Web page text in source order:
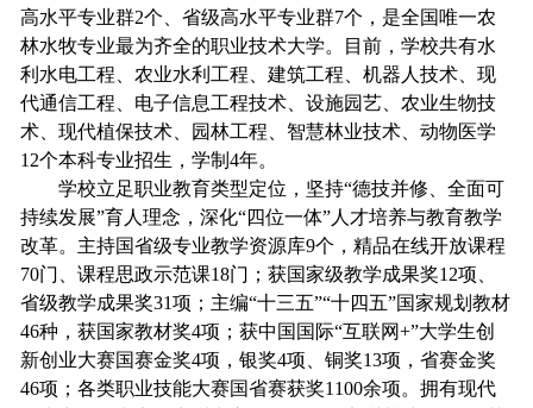
高水平专业群2个、省级高水平专业群7个，是全国唯一农
林水牧专业最为齐全的职业技术大学。目前，学校共有水
利水电工程、农业水利工程、建筑工程、机器人技术、现
代通信工程、电子信息工程技术、设施园艺、农业生物技
术、现代植保技术、园林工程、智慧林业技术、动物医学
12个本科专业招生，学制4年。
学校立足职业教育类型定位，坚持“德技并修、全面可
持续发展”育人理念，深化“四位一体”人才培养与教育教学
改革。主持国省级专业教学资源库9个，精品在线开放课程
70门、课程思政示范课18门；获国家级教学成果奖12项、
省级教学成果奖31项；主编“十三五”“十四五”国家规划教材
46种，获国家教材奖4项；获中国国际“互联网+”大学生创
新创业大赛国赛金奖4项，银奖4项、铜奖13项，省赛金奖
46项；各类职业技能大赛国省赛获奖1100余项。拥有现代